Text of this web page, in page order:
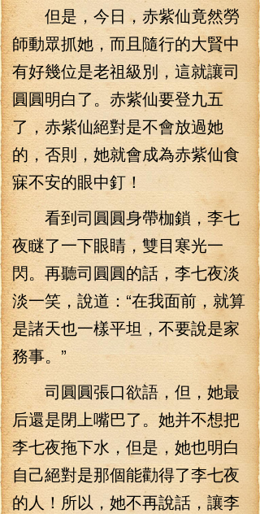
但是，今日，赤紫仙竟然勞
師動眾抓她，而且隨行的大賢中
有好幾位是老祖級別，這就讓司
圓圓明白了。赤紫仙要登九五
了，赤紫仙絕對是不會放過她
的，否則，她就會成為赤紫仙食
寐不安的眼中釘！
看到司圓圓身帶枷鎖，李七
夜瞇了一下眼睛，雙目寒光一
閃。再聽司圓圓的話，李七夜淡
淡一笑，說道：“在我面前，就算
是諸天也一樣平坦，不要說是家
務事。”
司圓圓張口欲語，但，她最
后還是閉上嘴巴了。她并不想把
李七夜拖下水，但是，她也明白
自己絕對是那個能勸得了李七夜
的人！所以，她不再說話，讓李